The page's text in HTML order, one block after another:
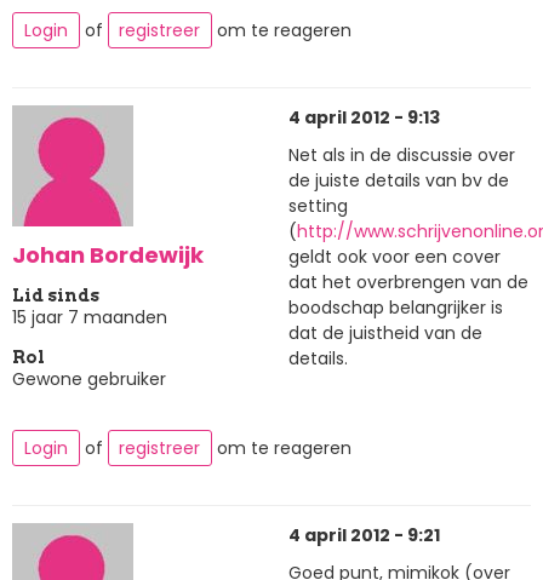
Login
of registreer om te reageren
Johan Bordewijk
Lid sinds
15 jaar 7 maanden
Rol
Gewone gebruiker
4 april 2012 - 9:13
Net als in de discussie over
de juiste details van bv de
setting
(http://
geldt ook voor een cover
dat het overbrengen van de
boodschap belangrijker is
dat de juistheid van de
details.
Login of registreer om te reageren
4 april 2012 - 9:21
Goed punt, mimikok (over